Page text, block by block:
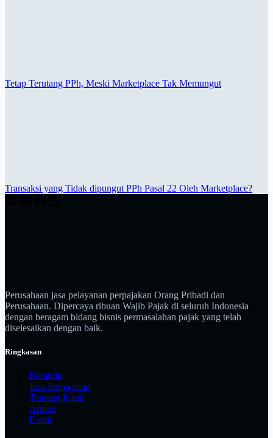
Tetap Terutang PPh, Meski Marketplace Tak Memungut
Transaksi yang Tidak dipungut PPh Pasal 22 Oleh Marketplace?
Perusahaan jasa pelayanan perpajakan Orang Pribadi dan
Perusahaan. Dipercaya ribuan Wajib Pajak di seluruh Indonesia
dengan beragam bidang bisnis permasalahan pajak yang telah
diselesaikan dengan baik.
Ringkasan
Beranda
Jasa Perpajakan
Tentang Kami
Artikel
Event